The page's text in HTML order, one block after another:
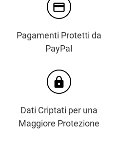
credit_card
Pagamenti Protetti da
PayPal
https
Dati Criptati per una
Maggiore Protezione